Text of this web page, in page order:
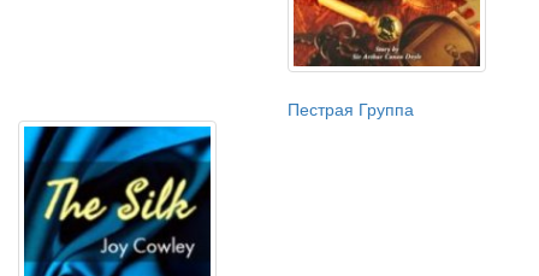
Пестрая Группа